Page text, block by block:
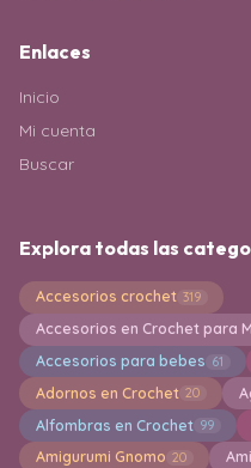
Enlaces
Inicio
Mi cuenta
Buscar
Explora todas las
Accesorios crochet 319
Accesorios en Crochet para
Accesorios para bebes 61
Adornos en Crochet 20
Alfombras en Crochet 99
Amigurumi Gnomo 20